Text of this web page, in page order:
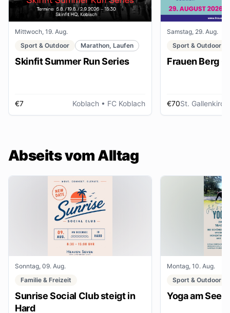
Mittwoch, 19. Aug.
Sport & Outdoor
Marathon, Laufen
Skinfit Summer Run Series
€7 Koblach • FC Koblach
Samstag, 29. Aug.
Sport & Outdoor
Frauen Berg
€70St. Gallenkirch
Abseits vom Alltag
Sonntag, 09. Aug.
Familie & Freizeit
Sunrise Social Club steigt in
Hard
Montag, 10. Aug.
Sport & Outdoor
Yoga am See